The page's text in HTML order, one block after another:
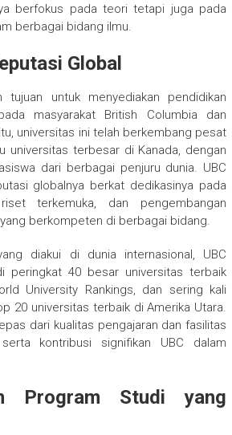
berfokus pada teori tetapi juga pada
berbagai bidang ilmu.
Global
tujuan untuk menyediakan pendidikan
masyarakat British Columbia dan
universitas ini telah berkembang pesat
universitas terbesar di Kanada, dengan
dari berbagai penjuru dunia. UBC
globalnya berkat dedikasinya pada
terkemuka, dan pengembangan
berkompeten di berbagai bidang.
diakui di dunia internasional, UBC
peringkat 40 besar universitas terbaik
University Rankings, dan sering kali
20 universitas terbaik di Amerika Utara.
dari kualitas pengajaran dan fasilitas
kontribusi signifikan UBC dalam
Program Studi yang